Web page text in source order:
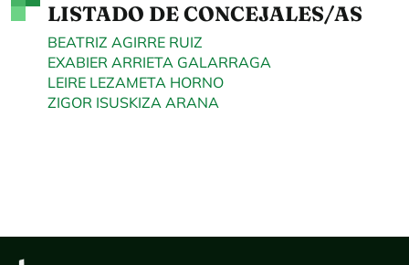
LISTADO DE CONCEJALES/AS
BEATRIZ AGIRRE RUIZ
EXABIER ARRIETA GALARRAGA
LEIRE LEZAMETA HORNO
ZIGOR ISUSKIZA ARANA